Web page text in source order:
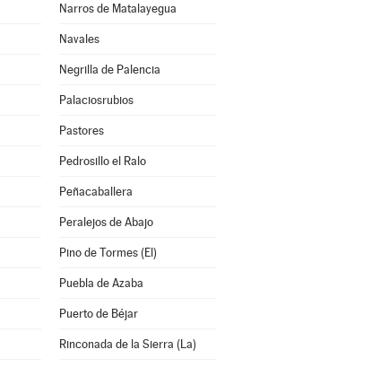
Narros de Matalayegua
Navales
Negrilla de Palencia
Palaciosrubios
Pastores
Pedrosillo el Ralo
Peñacaballera
Peralejos de Abajo
Pino de Tormes (El)
Puebla de Azaba
Puerto de Béjar
Rinconada de la Sierra (La)